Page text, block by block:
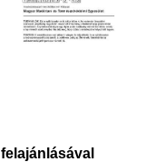
felajánlásával